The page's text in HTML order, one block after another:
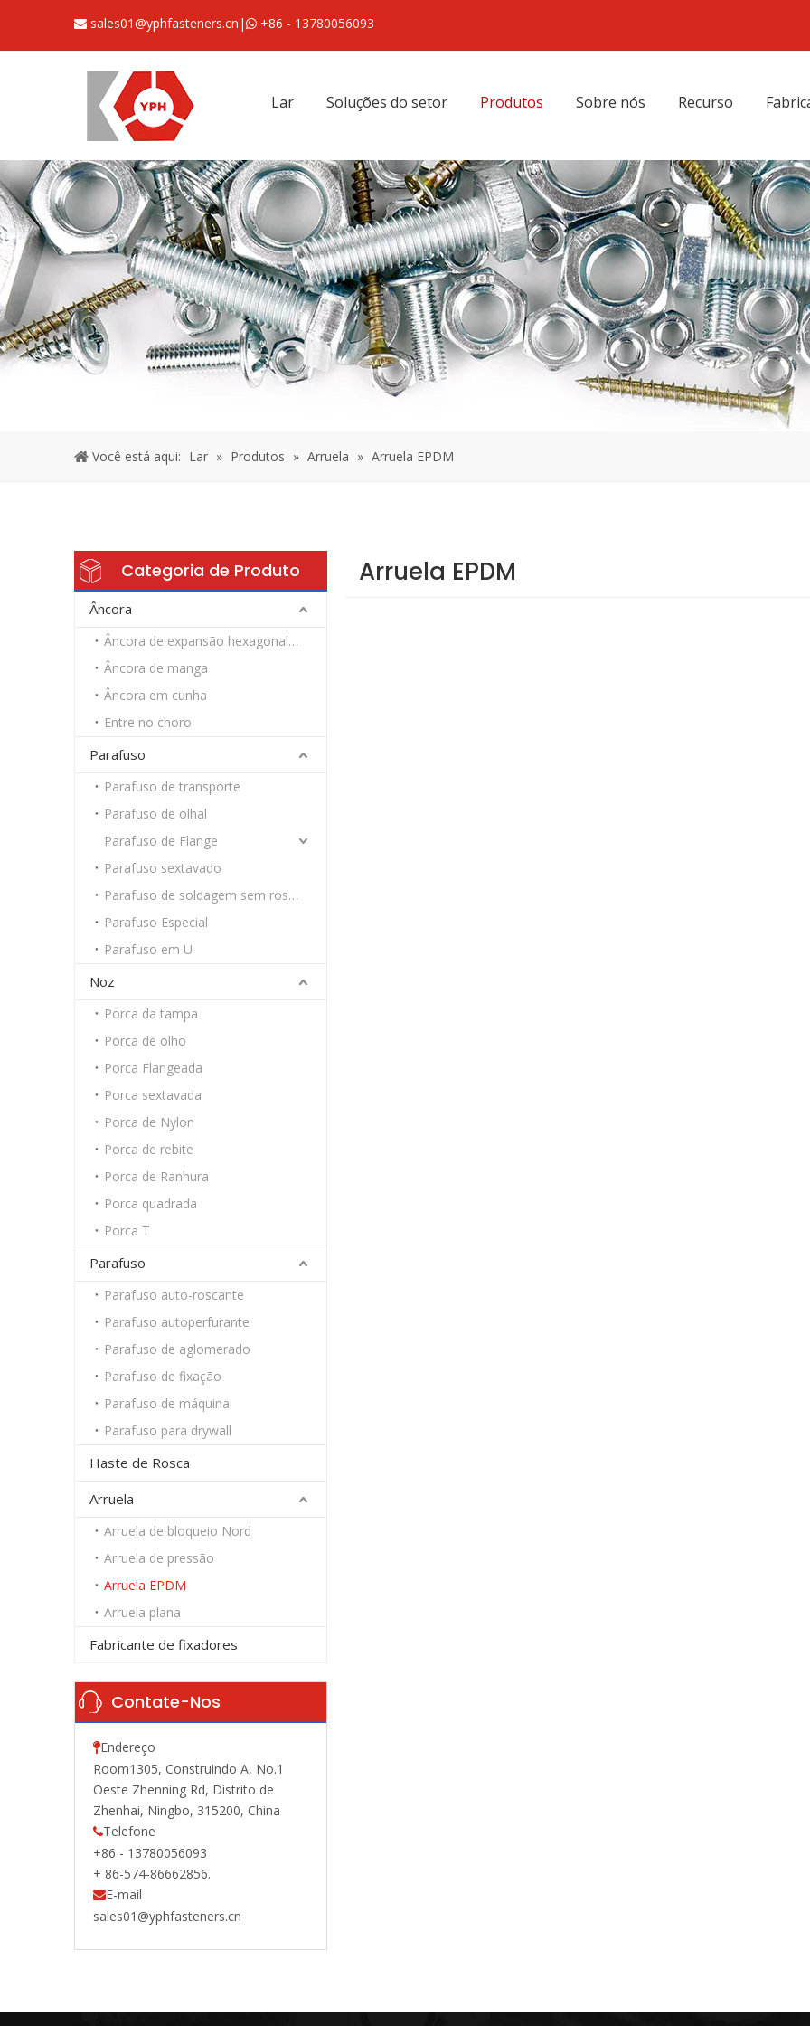
 sales01@yphfasteners.cn |  +86 - 13780056093
Lar Soluções do setor Produtos Sobre nós Recurso
Você está aqui: Lar » Produtos » Arruela » Arruela EPDM
Categoria de Produto
Âncora
Âncora de expansão hexagonal resistente
Âncora de manga
Âncora em cunha
Entre no choro
Parafuso
Parafuso de transporte
Parafuso de olhal
Parafuso de Flange
Parafuso sextavado
Parafuso de soldagem sem rosca
Parafuso Especial
Parafuso em U
Noz
Porca da tampa
Porca de olho
Porca Flangeada
Porca sextavada
Porca de Nylon
Porca de rebite
Porca de Ranhura
Porca quadrada
Porca T
Parafuso
Parafuso auto-roscante
Parafuso autoperfurante
Parafuso de aglomerado
Parafuso de fixação
Parafuso de máquina
Parafuso para drywall
Haste de Rosca
Arruela
Arruela de bloqueio Nord
Arruela de pressão
Arruela EPDM
Arruela plana
Fabricante de fixadores
Contate-Nos
Endereço
Room1305, Construindo A, No.1
Oeste Zhenning Rd, Distrito de
Zhenhai, Ningbo, 315200, China
Telefone
+86 - 13780056093
+ 86-574-86662856.
E-mail
sales01@yphfasteners.cn
Arruela EPDM